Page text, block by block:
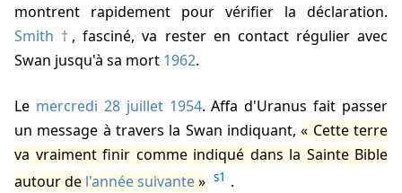
montrent rapidement pour vérifier la déclaration.
Smith
, fasciné, va rester en contact régulier avec
Swan jusqu'à sa mort 1962.
Le mercredi 28 juillet 1954. Affa d'Uranus fait passer
un message à travers la Swan indiquant,
Cette terre
va vraiment finir comme indiqué dans la Sainte Bible
autour de l'année suivante s1 .